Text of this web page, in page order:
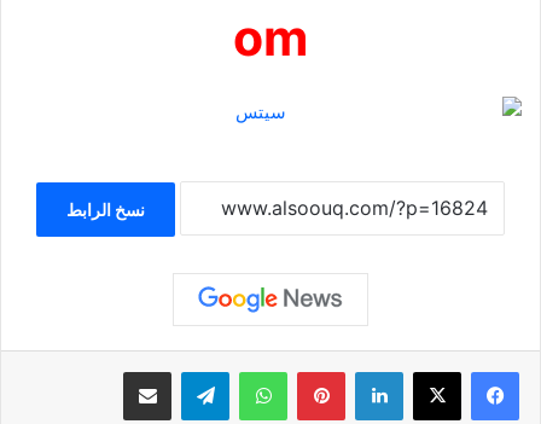
om
نسخ الرابط
لينكدإن بينتيريستواتساب تيلقرام مشاركة عبر البريد